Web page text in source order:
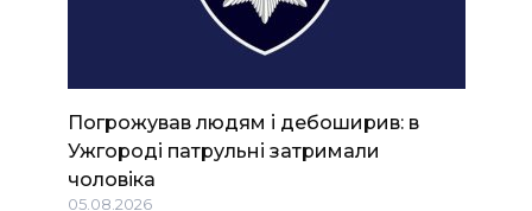
Погрожував людям і дебоширив: в
Ужгороді патрульні затримали
чоловіка
05.08.2026